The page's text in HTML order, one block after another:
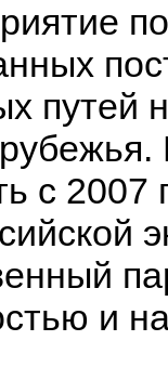
путей
с
и